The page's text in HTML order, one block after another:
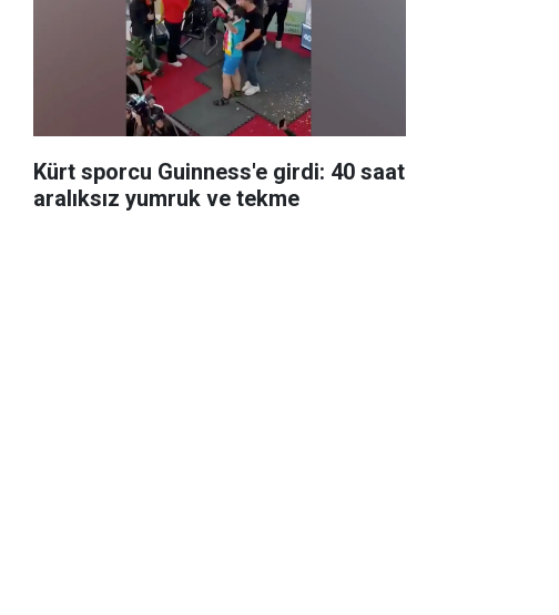
Kürt sporcu Guinness'e girdi: 40 saat
aralıksız yumruk ve tekme